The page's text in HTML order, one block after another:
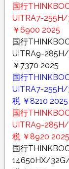
国行
UITRA7-
￥6900 2025
国行
UITRA9-
￥7370 2025
国行
UITRA7-
税 ￥8210 2025
国行
UITRA9-
税 ￥8920 2025
国行
14650HX/